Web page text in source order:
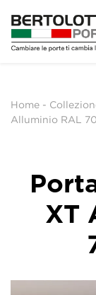
Home -
Alluminio RAL
XT